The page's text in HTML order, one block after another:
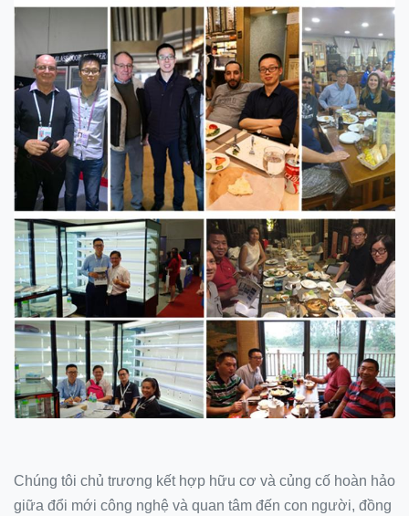
Chúng tôi chủ trương kết hợp hữu cơ và củng cố hoàn hảo
giữa đổi mới công nghệ và quan tâm đến con người, đồng